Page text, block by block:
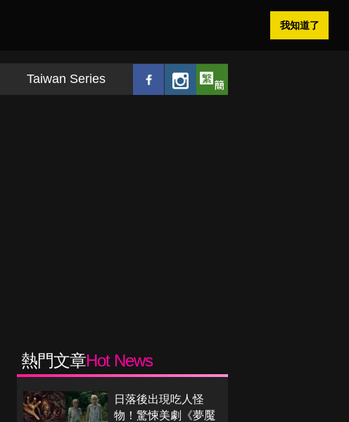
我知道了
Taiwan Series
熱門文章Hot News
日落後出現吃人怪
物！驚悚美劇《夢魘